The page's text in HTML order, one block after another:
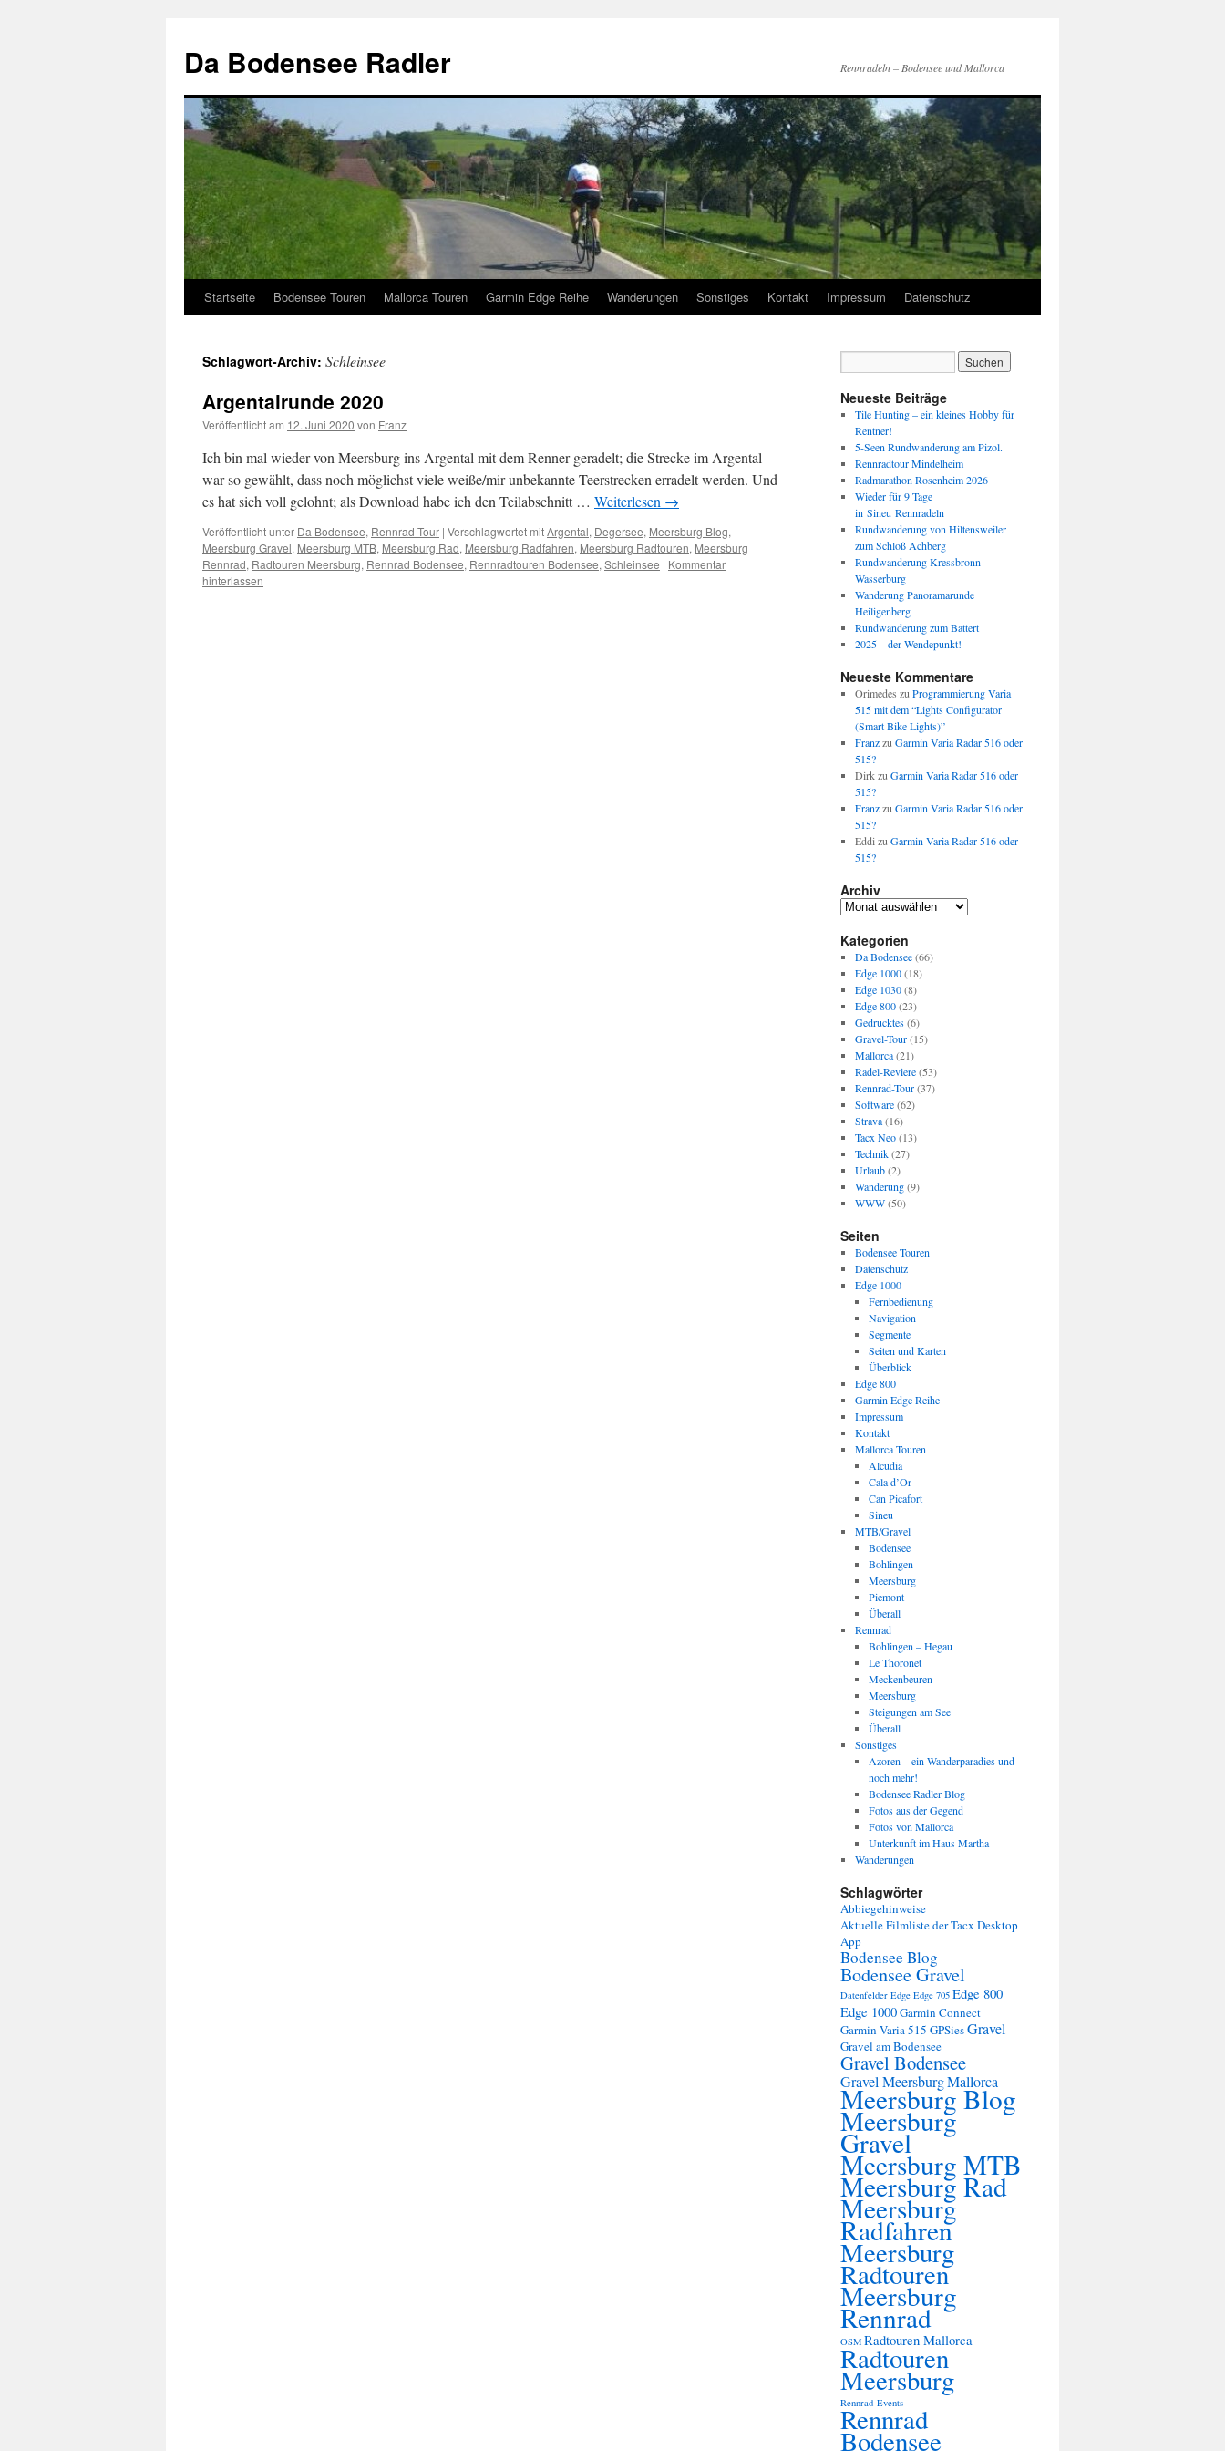
springen
Da Bodensee Radler Rennradeln – Bodensee und Mallorca
Startseite Bodensee Touren Mallorca Touren Garmin Edge Reihe Wanderungen Sonstiges Kontakt Impressum Datenschutz
Schlagwort-Archiv: Schleinsee
Argentalrunde 2020
Veröffentlicht am 12. Juni 2020 von Franz
Ich bin mal wieder von Meersburg ins Argental mit dem Renner geradelt; die Strecke im Argental
war so gewählt, dass noch möglichst viele weiße/mir unbekannte Teerstrecken erradelt werden. Und
es hat sich voll gelohnt; als Download habe ich den Teilabschnitt … Weiterlesen →
Veröffentlicht unter Da Bodensee, Rennrad-Tour | Verschlagwortet mitArgental, Degersee, Meersburg Blog,
Meersburg Gravel, Meersburg MTB, Meersburg Rad, Meersburg Radfahren, Meersburg Radtouren, Meersburg
Rennrad, Radtouren Meersburg, Rennrad Bodensee, Rennradtouren Bodensee, Schleinsee | Kommentar
hinterlassen
Neueste Beiträge
Tile Hunting – ein kleines Hobby für
Rentner!
5-Seen Rundwanderung am Pizol.
Rennradtour Mindelheim
Radmarathon Rosenheim 2026
Wieder für 9 Tage
in Sineu Rennradeln
Rundwanderung von Hiltensweiler
zum Schloß Achberg
Rundwanderung Kressbronn-
Wasserburg
Wanderung Panoramarunde
Heiligenberg
Rundwanderung zum Battert
2025 – der Wendepunkt!
Neueste Kommentare
Orimedes zu Programmierung Varia
515 mit dem “Lights Configurator
(Smart Bike Lights)”
Franzzu Garmin Varia Radar 516 oder
515?
Dirkzu Garmin Varia Radar 516 oder
515?
Franzzu Garmin Varia Radar 516 oder
515?
Eddi zu Garmin Varia Radar 516 oder
515?
Archiv
Archiv
Kategorien
Da Bodensee(66)
Edge 1000(18)
Edge 1030(8)
Edge 800(23)
Gedrucktes(6)
Gravel-Tour(15)
Mallorca(21)
Radel-Reviere(53)
Rennrad-Tour(37)
Software(62)
Strava(16)
Tacx Neo(13)
Technik(27)
Urlaub(2)
Wanderung(9)
WWW(50)
Seiten
Bodensee Touren
Datenschutz
Edge 1000
Fernbedienung
Navigation
Segmente
Seiten und Karten
Überblick
Edge 800
Garmin Edge Reihe
Impressum
Kontakt
Mallorca Touren
Alcudia
Cala d’Or
Can Picafort
Sineu
MTB/Gravel
Bodensee
Bohlingen
Meersburg
Piemont
Überall
Rennrad
Bohlingen – Hegau
Le Thoronet
Meckenbeuren
Meersburg
Steigungen am See
Überall
Sonstiges
Azoren – ein Wanderparadies und
noch mehr!
Bodensee Radler Blog
Fotos aus der Gegend
Fotos von Mallorca
Unterkunft im Haus Martha
Wanderungen
Schlagwörter
Abbiegehinweise
Aktuelle Filmliste der Tacx Desktop
App
Bodensee Blog
Bodensee Gravel
Datenfelder Edge Edge 705 Edge 800
Edge 1000Garmin Connect
Garmin Varia 515 GPSiesGravel
Gravel am Bodensee
Gravel Bodensee
Gravel MeersburgMallorca
Meersburg Blog
Meersburg
Gravel
Meersburg MTB
Meersburg Rad
Meersburg
Radfahren
Meersburg
Radtouren
Meersburg
Rennrad
OSM Radtouren Mallorca
Radtouren
Meersburg
Rennrad-Events
Rennrad
Bodensee